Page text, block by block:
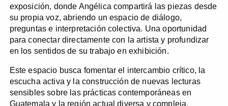
exposición, donde Angélica compartirá las piezas desde
su propia voz, abriendo un espacio de diálogo,
preguntas e interpretación colectiva. Una oportunidad
para conectar directamente con la artista y profundizar
en los sentidos de su trabajo en exhibición.
Este espacio busca fomentar el intercambio crítico, la
escucha activa y la construcción de nuevas lecturas
sensibles sobre las prácticas contemporáneas en
Guatemala y la región actual diversa y compleja.